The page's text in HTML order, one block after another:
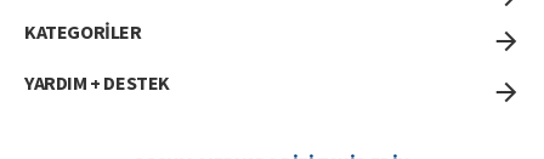
KATEGORİLER
YARDIM + DESTEK